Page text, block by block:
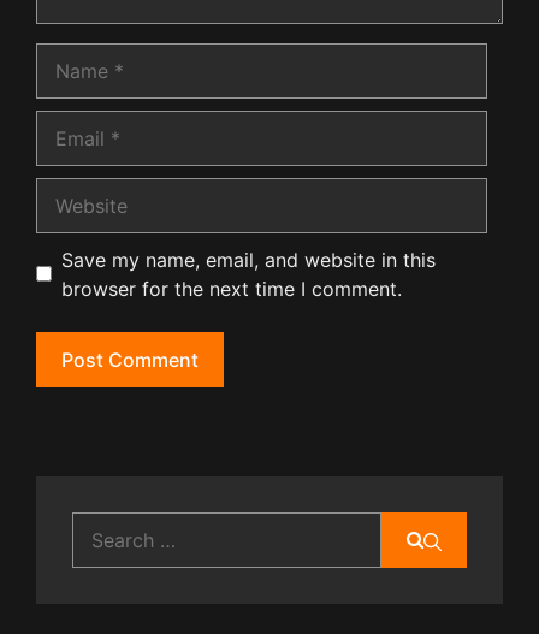
Save my name, email, and website in this
browser for the next time I comment.
for: